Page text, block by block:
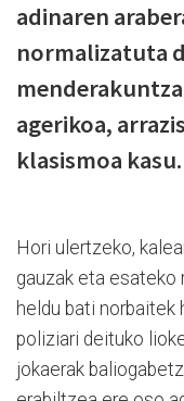
adinaren
normalizatuta
agerikoa,
klasismoa kasu.
Hori ulertzeko,
gauzak eta esateko
heldu bati
poliziari deituko
jokaerak